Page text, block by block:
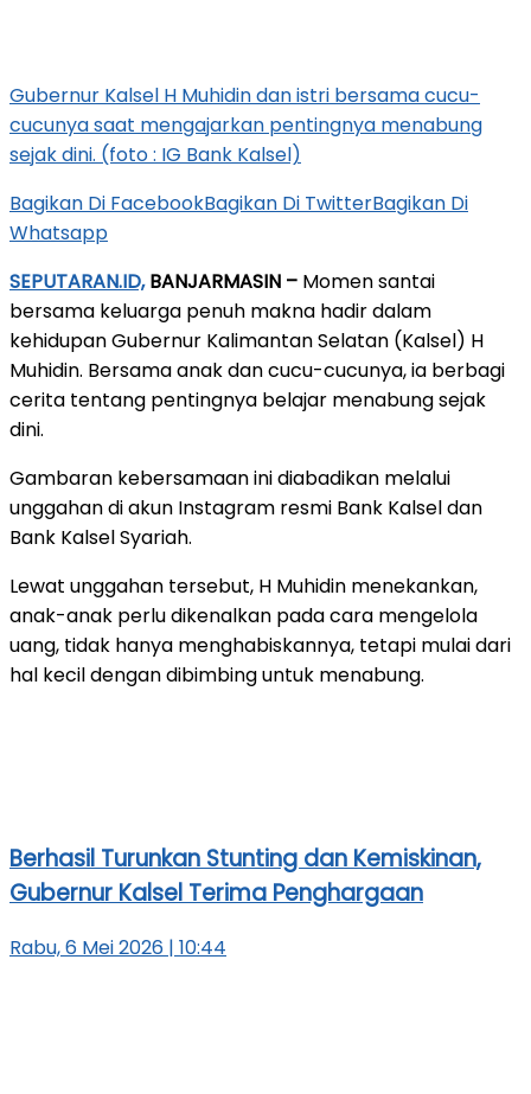
Gubernur Kalsel H Muhidin dan istri bersama cucu-
cucunya saat mengajarkan pentingnya menabung
sejak dini. (foto : IG Bank Kalsel)
Bagikan Di FacebookBagikan Di TwitterBagikan Di
Whatsapp
SEPUTARAN.ID,BANJARMASIN – Momen santai
bersama keluarga penuh makna hadir dalam
kehidupan Gubernur Kalimantan Selatan (Kalsel) H
Muhidin. Bersama anak dan cucu-cucunya, ia berbagi
cerita tentang pentingnya belajar menabung sejak
dini.
Gambaran kebersamaan ini diabadikan melalui
unggahan di akun Instagram resmi Bank Kalsel dan
Bank Kalsel Syariah.
Lewat unggahan tersebut, H Muhidin menekankan,
anak-anak perlu dikenalkan pada cara mengelola
uang, tidak hanya menghabiskannya, tetapi mulai dari
hal kecil dengan dibimbing untuk menabung.
Berhasil Turunkan Stunting dan Kemiskinan,
Gubernur Kalsel Terima Penghargaan
Rabu, 6 Mei 2026 | 10:44